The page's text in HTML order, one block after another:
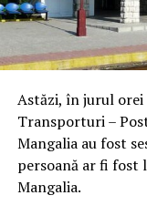
Astăzi, în jurul
Transporturi –
Mangalia au fost
persoană ar fi fost
Mangalia.